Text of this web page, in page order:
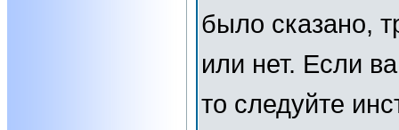
было сказано,
или нет. Если
то следуйте